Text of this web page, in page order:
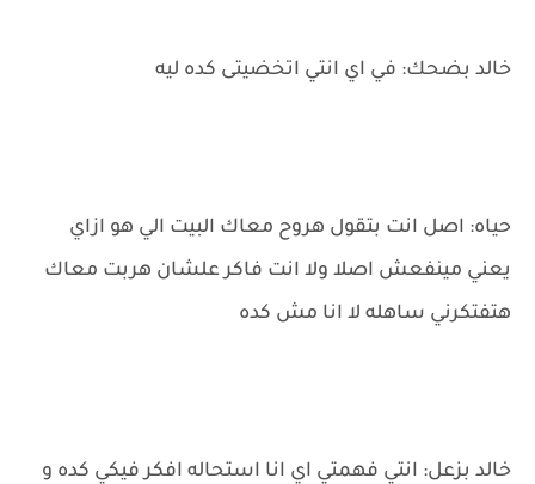
خالد بضحك: في اي انتي اتخضيتى كده ليه
حياه: اصل انت بتقول هروح معاك البيت الي هو ازاي
يعني مينفعش اصلا ولا انت فاكر علشان هربت معاك
هتفتكرني ساهله لا انا مش كده
خالد بزعل: انتي فهمتي اي انا استحاله افكر فيكي كده و